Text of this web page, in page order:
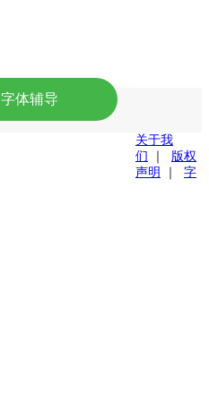
字体辅导
关于我
们
版权
声明
字